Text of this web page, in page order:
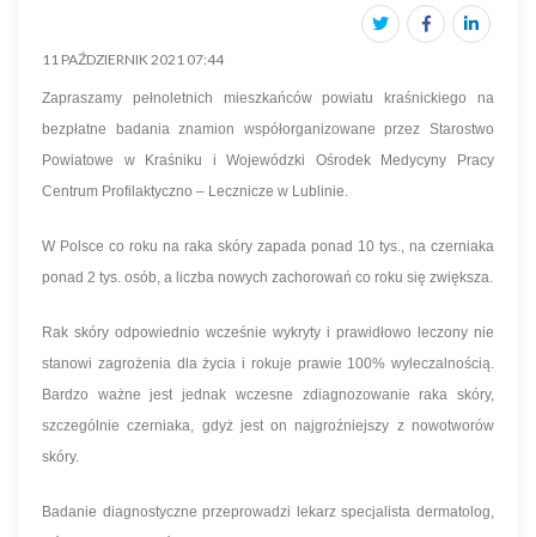
11 PAŹDZIERNIK 2021 07:44
Zapraszamy pełnoletnich mieszkańców powiatu kraśnickiego na
bezpłatne badania znamion współorganizowane przez Starostwo
Powiatowe w Kraśniku i Wojewódzki Ośrodek Medycyny Pracy
Centrum Profilaktyczno – Lecznicze w Lublinie.
W Polsce co roku na raka skóry zapada ponad 10 tys., na czerniaka
ponad 2 tys. osób, a liczba nowych zachorowań co roku się zwiększa.
Rak skóry odpowiednio wcześnie wykryty i prawidłowo leczony nie
stanowi zagrożenia dla życia i rokuje prawie 100% wyleczalnością.
Bardzo ważne jest jednak wczesne zdiagnozowanie raka skóry,
szczególnie czerniaka, gdyż jest on najgroźniejszy z nowotworów
skóry.
Badanie diagnostyczne przeprowadzi lekarz specjalista dermatolog,